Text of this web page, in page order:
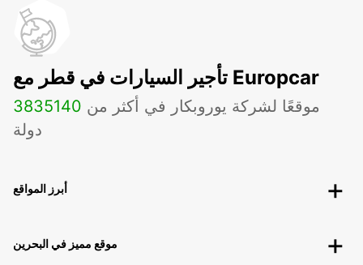
تأجير السيارات في قطر مع Europcar
3835 موقعًا لشركة يوروبكار في أكثر من 140
دولة
أبرز المواقع
موقع مميز في البحرين